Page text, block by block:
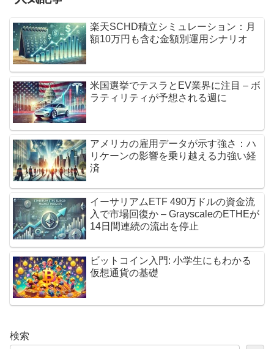
楽天SCHD積立シミュレーション：月
額10万円も含む金額別運用シナリオ
米国選挙でテスラとEV業界に注目 – ボ
ラティリティが予想される週に
アメリカの雇用データが示す強さ：ハ
リケーンの影響を乗り越える力強い経
済
イーサリアムETF 490万ドルの資金流
入で市場回復か – GrayscaleのETHEが
14日間連続の流出を停止
ビットコイン入門: 小学生にもわかる
仮想通貨の基礎
検索